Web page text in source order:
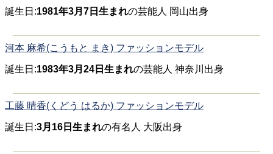
誕生日:1981年3月7日生まれの芸能人 岡山出身
河本 麻希(こうもと まき) ファッションモデル
誕生日:1983年3月24日生まれの芸能人 神奈川出身
工藤 晴香(くどう はるか) ファッションモデル
誕生日:3月16日生まれの有名人 大阪出身